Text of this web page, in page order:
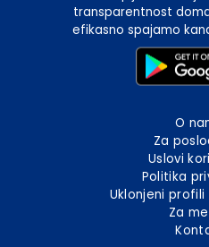
transparentnost
efikasno spajamo
O
Za
Uslovi
Politika
Uklonjeni
Za